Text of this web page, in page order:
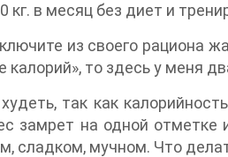
в месяц без диет и
из своего рациона
калорий», то здесь у меня
так как
замрет на одной отметке
сладком, мучном. Что